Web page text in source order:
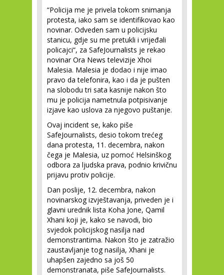
“Policija me je privela tokom snimanja
protesta, iako sam se identifikovao kao
novinar. Odveden sam u policijsku
stanicu, gdje su me pretukli i vrijeđali
policajci“, za SafeJournalists je rekao
novinar Ora News televizije Xhoi
Malesia. Malesia je dodao i nije imao
pravo da telefonira, kao i da je pušten
na slobodu tri sata kasnije nakon što
mu je policija nametnula potpisivanje
izjave kao uslova za njegovo puštanje.
Ovaj incident se, kako piše
SafeJournalists, desio tokom trećeg
dana protesta, 11. decembra, nakon
čega je Malesia, uz pomoć Helsinškog
odbora za ljudska prava, podnio krivičnu
prijavu protiv policije.
Dan poslije, 12. decembra, nakon
novinarskog izvještavanja, priveden je i
glavni urednik lista Koha Jone, Qamil
Xhani koji je, kako se navodi, bio
svjedok policijskog nasilja nad
demonstrantima. Nakon što je zatražio
zaustavljanje tog nasilja, Xhani je
uhapšen zajedno sa još 50
demonstranata, piše SafeJournalists.